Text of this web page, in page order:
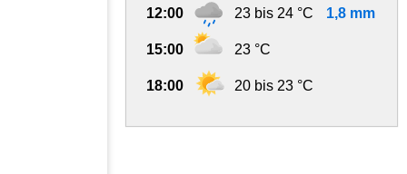
12:00 23 bis 24 °C 1,8 mm
15:00 23 °C
18:00 20 bis 23 °C